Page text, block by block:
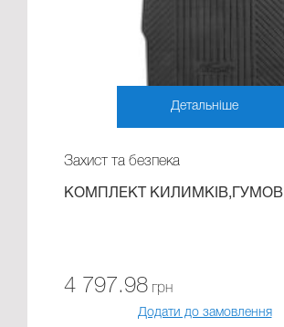
Детальніше
Захист та безпека
КОМПЛЕКТ КИЛИМКІВ,ГУМОВІ
4 797.98 грн
Додати до замовлення